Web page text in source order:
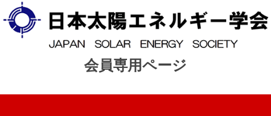
会員専用ページ
コンテンツへスキップ